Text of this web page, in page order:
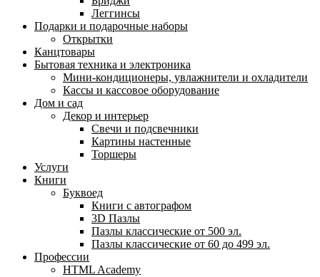
Леггинсы
Подарки и подарочные наборы
Открытки
Канцтовары
Бытовая техника и электроника
Мини-кондиционеры, увлажнители и охладители
Кассы и кассовое оборудование
Дом и сад
Декор и интерьер
Свечи и подсвечники
Картины настенные
Торшеры
Услуги
Книги
Буквоед
Книги с автографом
3D Пазлы
Пазлы классические от 500 эл.
Пазлы классические от 60 до 499 эл.
Профессии
HTML Academy